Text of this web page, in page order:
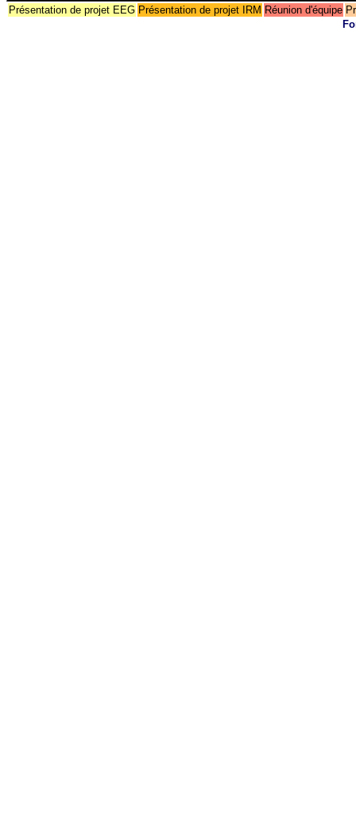
Présentation de projet EEG Présentation de projet IRM Réunion d'équipe